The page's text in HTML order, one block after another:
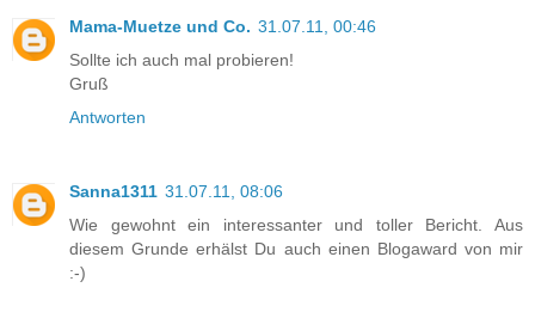
Mama-Muetze und Co. 31.07.11, 00:46
Sollte ich auch mal probieren!
Gruß
Antworten
Sanna1311 31.07.11, 08:06
Wie gewohnt ein interessanter und toller Bericht. Aus
diesem Grunde erhälst Du auch einen Blogaward von mir
:-)